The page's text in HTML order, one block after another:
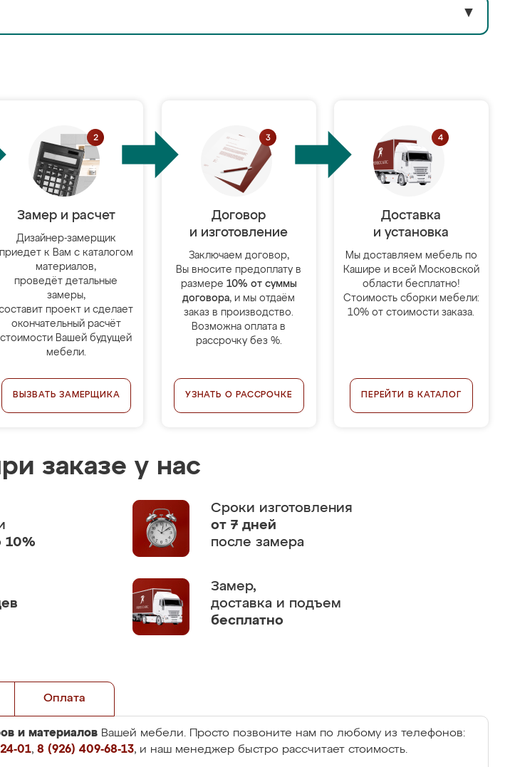
▼
Замер и расчет
Дизайнер-замерщик
приедет к Вам с каталогом
материалов,
проведёт детальные
замеры,
проект и сделает
окончательный расчёт
стоимости Вашей будущей
мебели.
ВЫЗВАТЬ ЗАМЕРЩИКА
Договор
и изготовление
Заключаем договор,
Вы вносите предоплату в
размере 10% от суммы
договора, и мы отдаём
заказ в производство.
Возможна оплата в
рассрочку без %.
УЗНАТЬ О РАССРОЧКЕ
Доставка
и установка
Мы доставляем мебель по
Кашире и всей Московской
области бесплатно!
Стоимость сборки мебели:
10% от стоимости заказа.
ПЕРЕЙТИ В КАТАЛОГ
заказе у нас
10%
Сроки изготовления
от 7 дней
после замера
Замер,
доставка и подъем
бесплатно
Оплата
и материалов Вашей мебели. Просто позвоните нам по любому из телефонов:
01, 8 (926) 409-68-13, и наш менеджер быстро рассчитает стоимость.